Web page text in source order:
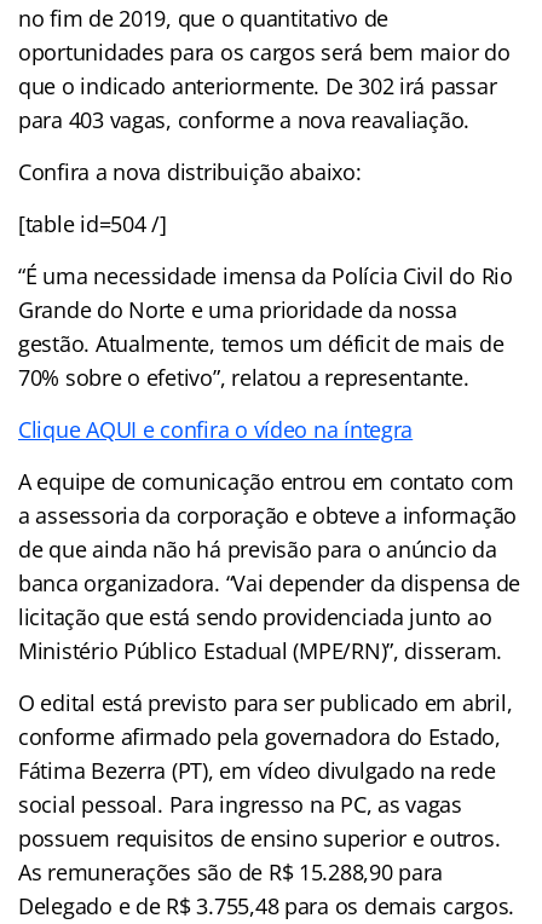
no fim de 2019, que o quantitativo de
oportunidades para os cargos será bem maior do
que o indicado anteriormente. De 302 irá passar
para 403 vagas, conforme a nova reavaliação.
Confira a nova distribuição abaixo:
[table id=504 /]
“É uma necessidade imensa da Polícia Civil do Rio
Grande do Norte e uma prioridade da nossa
gestão. Atualmente, temos um déficit de mais de
70% sobre o efetivo”, relatou a representante.
Clique AQUI e confira o vídeo na íntegra
A equipe de comunicação entrou em contato com
a assessoria da corporação e obteve a informação
de que ainda não há previsão para o anúncio da
banca organizadora. “Vai depender da dispensa de
licitação que está sendo providenciada junto ao
Ministério Público Estadual (MPE/RN)”, disseram.
O edital está previsto para ser publicado em abril,
conforme afirmado pela governadora do Estado,
Fátima Bezerra (PT), em vídeo divulgado na rede
social pessoal. Para ingresso na PC, as vagas
possuem requisitos de ensino superior e outros.
As remunerações são de R$ 15.288,90 para
Delegado e de R$ 3.755,48 para os demais cargos.